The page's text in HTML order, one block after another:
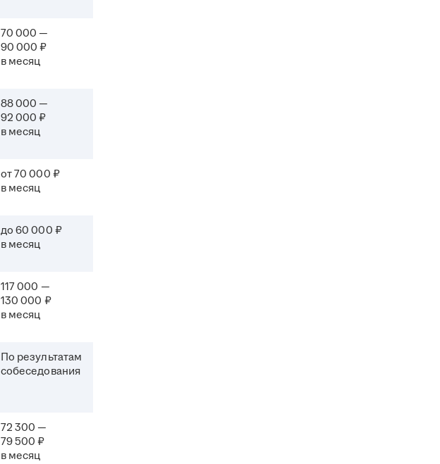
70 000 —
90 000 ₽
в месяц
88 000 —
92 000 ₽
в месяц
от 70 000 ₽
в месяц
до 60 000 ₽
в месяц
117 000 —
130 000 ₽
в месяц
По результатам
собеседования
72 300 —
79 500 ₽
в месяц